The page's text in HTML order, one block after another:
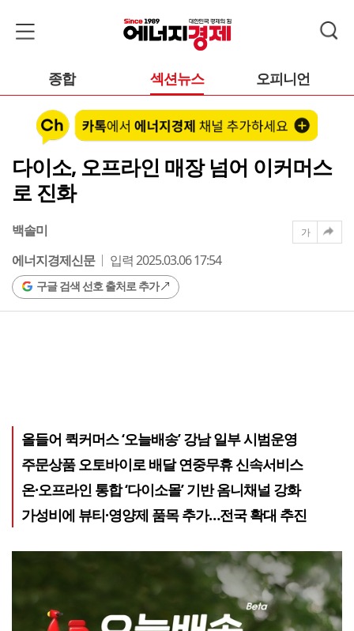
종합 섹션뉴스 오피니언
다이소, 오프라인 매장 넘어 이커머스
로 진화
백솔미
에너지경제신문
입력 2025.03.06 17:54
구글 검색 선호 출처로 추가
가
올들어 퀵커머스 ‘오늘배송’ 강남 일부 시범운영
주문상품 오토바이로 배달 연중무휴 신속서비스
온·오프라인 통합 ‘다이소몰’ 기반 옴니채널 강화
가성비에 뷰티·영양제 품목 추가…전국 확대 추진